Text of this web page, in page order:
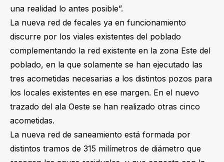
una realidad lo antes posible”.
La nueva red de fecales ya en funcionamiento
discurre por los viales existentes del poblado
complementando la red existente en la zona Este del
poblado, en la que solamente se han ejecutado las
tres acometidas necesarias a los distintos pozos para
los locales existentes en ese margen. En el nuevo
trazado del ala Oeste se han realizado otras cinco
acometidas.
La nueva red de saneamiento está formada por
distintos tramos de 315 milímetros de diámetro que